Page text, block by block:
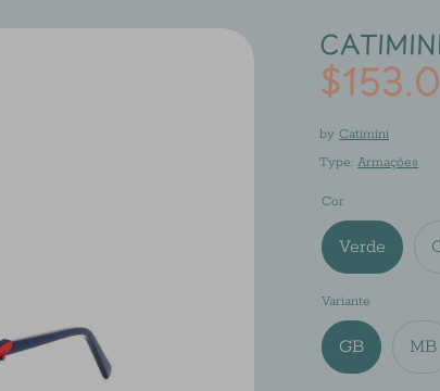
byCatimini
Type:Armações
Cor
Verde
Variante
GB MB